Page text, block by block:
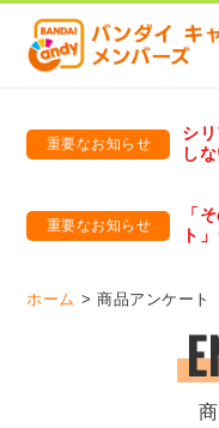
重要なお知らせ
シ
し
重要なお知らせ
「
ト
ホーム 商品アンケート